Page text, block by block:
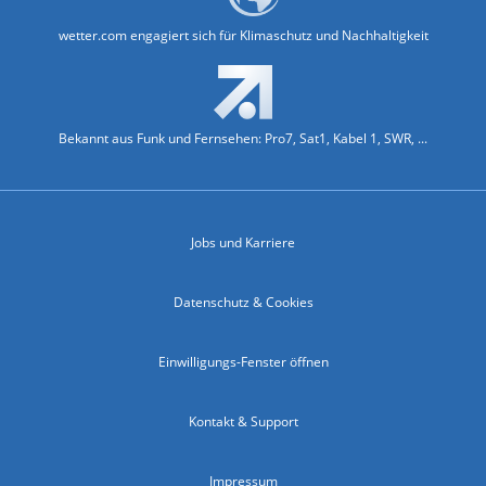
wetter.com engagiert sich für Klimaschutz und Nachhaltigkeit
Bekannt aus Funk und Fernsehen: Pro7, Sat1, Kabel 1, SWR, ...
Jobs und Karriere
Datenschutz & Cookies
Einwilligungs-Fenster öffnen
Kontakt & Support
Impressum